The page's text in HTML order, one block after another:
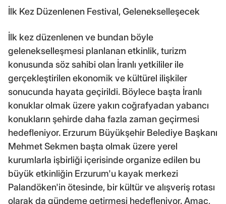
İlk Kez Düzenlenen Festival, Gelenekselleşecek
İlk kez düzenlenen ve bundan böyle
gelenekselleşmesi planlanan etkinlik, turizm
konusunda söz sahibi olan İranlı yetkililer ile
gerçekleştirilen ekonomik ve kültürel ilişkiler
sonucunda hayata geçirildi. Böylece başta İranlı
konuklar olmak üzere yakın coğrafyadan yabancı
konukların şehirde daha fazla zaman geçirmesi
hedefleniyor. Erzurum Büyükşehir Belediye Başkanı
Mehmet Sekmen başta olmak üzere yerel
kurumlarla işbirliği içerisinde organize edilen bu
büyük etkinliğin Erzurum'u kayak merkezi
Palandöken'in ötesinde, bir kültür ve alışveriş rotası
olarak da gündeme getirmesi hedefleniyor. Amaç,